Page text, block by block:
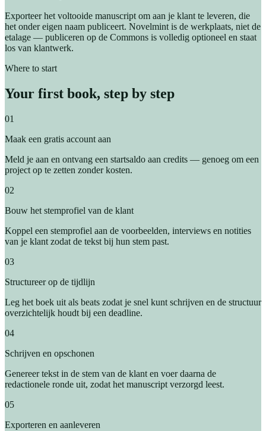
Exporteer het voltooide manuscript om aan je klant te leveren, die
het onder eigen naam publiceert. Novelmint is de werkplaats, niet de
etalage — publiceren op de Commons is volledig optioneel en staat
los van klantwerk.
Where to start
Your first book, step by step
01
Maak een gratis account aan
Meld je aan en ontvang een startsaldo aan credits — genoeg om een
project op te zetten zonder kosten.
02
Bouw het stemprofiel van de klant
Koppel een stemprofiel aan de voorbeelden, interviews en notities
van je klant zodat de tekst bij hun stem past.
03
Structureer op de tijdlijn
Leg het boek uit als beats zodat je snel kunt schrijven en de structuur
overzichtelijk houdt bij een deadline.
04
Schrijven en opschonen
Genereer tekst in de stem van de klant en voer daarna de
redactionele ronde uit, zodat het manuscript verzorgd leest.
05
Exporteren en aanleveren